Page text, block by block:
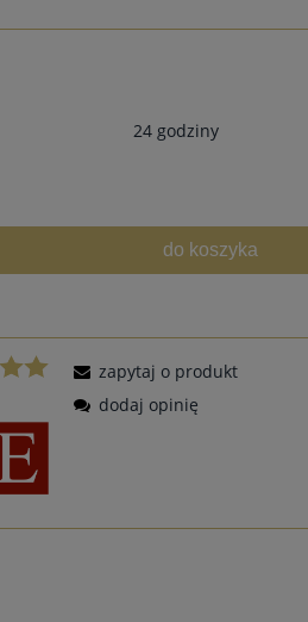
24 godziny
do koszyka
zapytaj o produkt
dodaj opinię